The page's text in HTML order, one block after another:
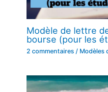
Modèle de lettre
bourse (pour les
2 commentaires / Modèles